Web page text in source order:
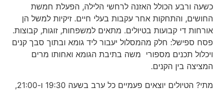
כשעה ורבע הכולל האזנה לרחשי הלילה, הפעלת חמשת
החושים, והתחקות אחר עקבות בעלי חיים. זיקיות למשל הן
אורחות די קבועות בטיולים. מתאים למשפחות, זוגות, קבוצות.
פסח ספישל: חלק מהמסלול יעבור ליד גומא ובתוך סבך קנים
ויכלול תכנים מספורי משה בתיבת הגומא ואחותו מרים
המציצה בין הקנים.
מתי? הטיולים יוצאים פעמיים כל ערב בשעה 19:30 ו-21:00,